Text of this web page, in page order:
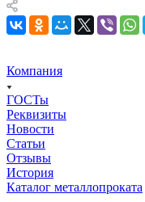
Компания
ГОСТы
Реквизиты
Новости
Статьи
Отзывы
История
Каталог металлопроката